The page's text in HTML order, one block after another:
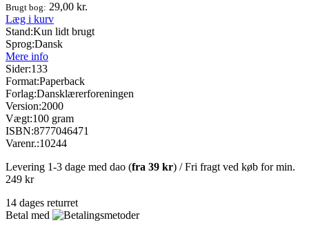
Brugt bog: 29,00 kr.
Læg i kurv
Stand:Kun lidt brugt
Sprog:Dansk
Mere info
Sider:133
Format:Paperback
Forlag:Dansklærerforeningen
Version:2000
Vægt:100 gram
ISBN:8777046471
Varenr.:10244
Levering 1-3 dage med dao (fra 39 kr) / Fri fragt ved køb for min.
249 kr
14 dages returret
Betal med